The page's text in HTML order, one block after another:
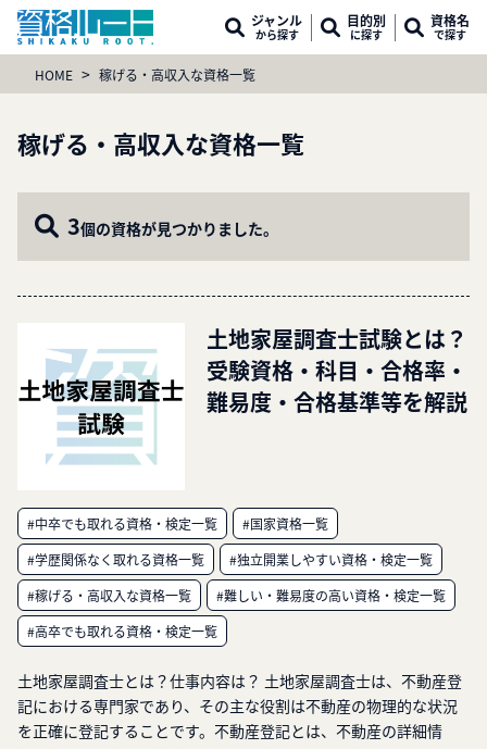
ジャンル
から探す
目的別
に探す
資格名
で探す
HOME > 稼げる・高収入な資格一覧
稼げる・高収入な資格一覧
3個の資格が見つかりました。
土地家屋調査士試験とは？
受験資格・科目・合格率・
難易度・合格基準等を解説
#中卒でも取れる資格・検定一覧
#国家資格一覧
#学歴関係なく取れる資格一覧
#独立開業しやすい資格・検定一覧
#稼げる・高収入な資格一覧
#難しい・難易度の高い資格・検定一覧
#高卒でも取れる資格・検定一覧
土地家屋調査士とは？仕事内容は？ 土地家屋調査士は、不動産登
記における専門家であり、その主な役割は不動産の物理的な状況
を正確に登記することです。不動産登記とは、不動産の詳細情